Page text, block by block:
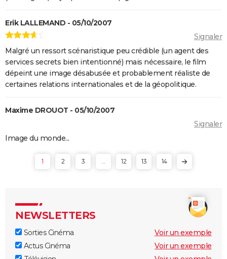
Les Dents de la mer
film ?
American Nightmare
Old boy
Erik LALLEMAND - 05/10/2007
Signaler
Malgré un ressort scénaristique peu crédible (un agent des
services secrets bien intentionné) mais nécessaire, le film
dépeint une image désabusée et probablement réaliste de
certaines relations internationales et de la géopolitique.
Maxime DROUOT - 05/10/2007
Signaler
Image du monde...
1 2 3 12 13 14
NEWSLETTERS
Sorties Cinéma
Voir un exemple
Actus Cinéma
Voir un exemple